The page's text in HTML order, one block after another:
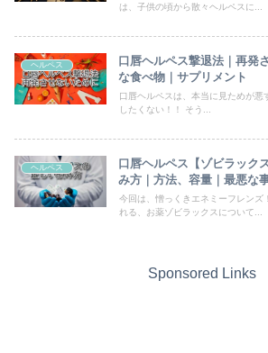
は、子供の頃から散々ヘルペスに...
ヘルペス
口唇ヘルペス撃退法｜再発
な食べ物｜サプリメント
口唇ヘルペスは、本当に見ためが悪
したくない！！ そう...
ヘルペス
口唇ヘルペス【ゾビラック
み方｜方法、容量｜最悪な
今回は、憎っくきエネミーフレンズ
れる、お薬ゾビラックスについて...
Sponsored Links